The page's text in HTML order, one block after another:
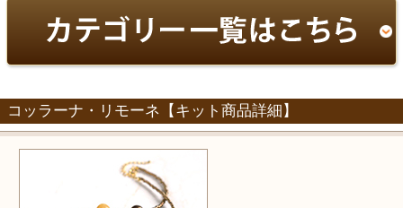
コッラーナ・リモーネ【キット商品詳細】